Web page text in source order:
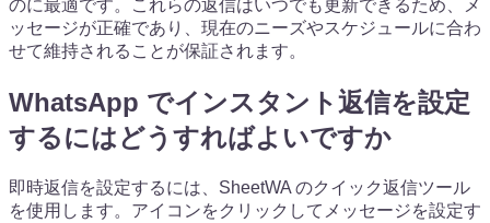
のに最適です。これらの返信はいつでも更新できるため、メ
ッセージが正確であり、現在のニーズやスケジュールに合わ
せて維持されることが保証されます。
WhatsApp でインスタント返信を設定
するにはどうすればよいですか
即時返信を設定するには、SheetWA のクイック返信ツール
を使用します。アイコンをクリックしてメッセージを設定す